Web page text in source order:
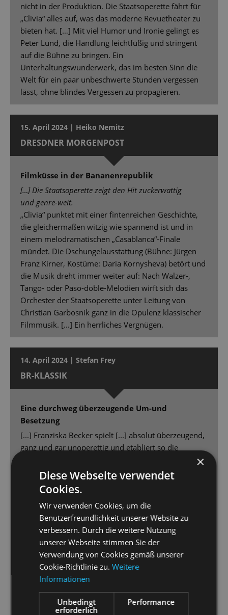
nicht in der Produktion. Die Staatsoperette fährt für
„Clivia“ alles auf, was das moderne Revuetheater zu
bieten hat. […] Mit viel Humor und Ironie gelingt es
Peter Lund, die Handlung leichtfüßig und stringent
auf die Bühne zu bringen. Ein
Unterhaltungswunderwerk, das im besten Sinn die
Welt für ein paar unbeschwerte Stunden vergessen
lässt, ohne blindes Vergessen zu propagieren.
15. April 2024 | Heiko Nemitz
DRESDNER MORGENPOST
Filmküsse in der Bananenrepublik
[…] Die Staatsoperette zeigt den Hit zuckerwattig
und genre-weit.
„Clivia“ punktet mit einer fintenreichen Geschichte,
die gleichermaßen witzig wie spannend ist und in
einem melodramatischen „Casablanca“-Finale
mündet. Die Dschungelausstattung (Bühne: Jürgen
Franz Kirner, Kostüme: Daria Kornysheva) betört und
die Musik dreht immer weiter auf: Nach Walzer-,
Tango- oder Paso-doble-Melodien wirft sich das
Orchester der Staatsoperette unter Leitung von
Christian Garbosnik ganz in die Opulenz klassischer
Filmmusik. [...] Ein herrliches Vergnügen.
14. April 2024 | Stefan Frey
BR-KLASSIK
Eine durchweg überzeugende Um-und
Besetzung
[...] Franziska Becker spielt [...] absolut überzeugend,
ganz und gar unoperettig und etabliert so die
[...] der Bühnenbild-Dschungel von Jürgen Franz
Kirner und die großartigen 30er Jahre Kostüme von
Daria Kornysheva [...] - eine wahre Augenweide.
Peter Lund denkt die im Libretto angelegten Motive
zu Ende, verändert deshalb pointiert die Texte und
macht so die durchaus hanebüchene Geschichte von
„Clivia“ plausibel [...]
Gero Wendorff ein Latin- Lover mit Schmelz in der
Stimme [...] Steffi Lehmann [beherrscht das
Wechselspiel] meisterhaft. Nicht nur kocht sie ähnlich
handfest wie Marlene Dietrich, sondern sie tanzt mit
ihrem Gaucho auch wie Ginger mit Fred, gibt des
×
Diese Webseite verwendet
Cookies.
Wir verwenden Cookies, um die
Benutzerfreundlichkeit unserer Website zu
verbessern. Durch die weitere Nutzung
unserer Webseite stimmen Sie der
Verwendung von Cookies gemäß unserer
Cookie-Richtlinie zu.Weitere
Informationen
Unbedingt
erforderlich
Performance